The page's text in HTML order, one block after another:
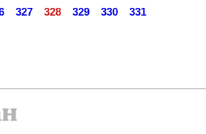
327 328 329 330
331